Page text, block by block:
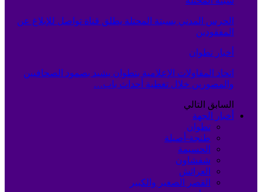
الحرس المدني بسبتة المحتلة يطلق قناة تواصل للإبلاغ عن
المفقودين
أخبار تطوان
اتحاد المقاولات الإعلامية بتطوان يشيد بصمود الصحافيين
والمصورين خلال تغطية أحداث باب…
السابق التالي
أخبار الجهة
تطوان
طنجة-أصيلة
الحسيمة
شفشاون
العرائش
القصر الصغير والكبير